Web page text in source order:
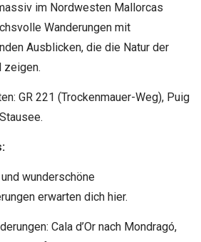
im Nordwesten Mallorcas
Wanderungen mit
Ausblicken, die die Natur der
zeigen.
GR 221 (Trockenmauer-Weg), Puig
wunderschöne
erwarten dich hier.
Cala d’Or nach Mondragó,